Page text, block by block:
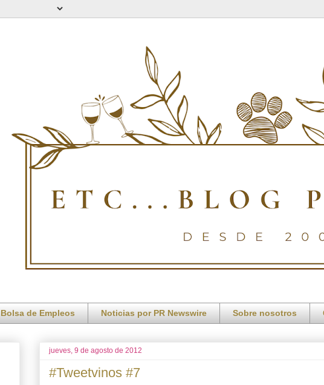
Bolsa de Empleos Noticias por PR Newswire Sobre nosotros
jueves, 9 de agosto de 2012
#Tweetvinos #7